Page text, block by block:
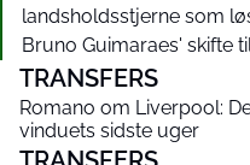
landsholdsstjerne som
Bruno Guimaraes' skifte
TRANSFERS
Romano om Liverpool:
vinduets sidste uger